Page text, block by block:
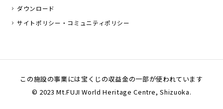
ダウンロード
サイトポリシー・コミュニティポリシー
この施設の事業には宝くじの収益金の一部が使われています
© 2023 Mt.FUJI World Heritage Centre, Shizuoka.